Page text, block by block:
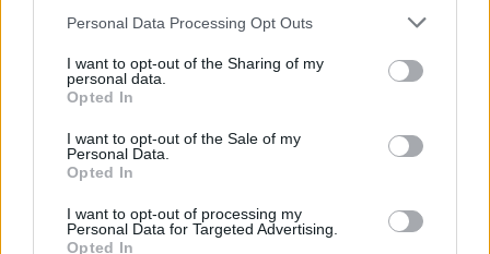
Please note that this website/app uses one or more Google
not limited to your visit or usage behaviour. You may click to
grant or deny consent to Google and its third-party tags to
use your data for below specified purposes in below Google
consent section.
Personal Data Processing Opt Outs
I want to opt-out of the Sharing of my
personal data.
Opted In
I want to opt-out of the Sale of my
Personal Data.
Opted In
I want to opt-out of processing my
Personal Data for Targeted Advertising.
Opted In
gyümölcsöket a serpenyőbe, immár mehetnek
egybe. Közben egy lábosban a porcukrot és a vizet
felmelegítjük akként, hogy a porcukor teljesen
feloldódjon a vízben. A cukros vizet a serpenyőben
elterített gyümölcsökre öntjük majd lassú tűzön (2-
3-as fokozaton) 40-50 percig főzzük addig, hogy a
gyümölcsök áttetszővé, tükrössé váljanak. Ha az
gyümölcsöket.